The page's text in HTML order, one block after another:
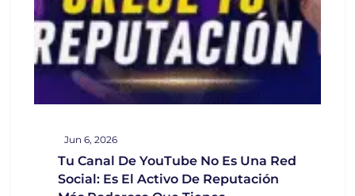
Jun 6, 2026
Tu Canal De YouTube No Es Una Red
Social: Es El Activo De Reputación